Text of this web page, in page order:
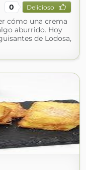
0 Delicioso
cómo una crema
aburrido. Hoy
de Lodosa,